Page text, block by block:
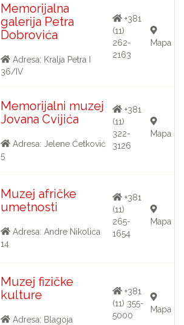
Memorijalna
galerija Petra
Dobrovića
Adresa: Kralja Petra I
36/IV
+381
(11)
262-
2163
Mapa
Memorijalni muzej
Jovana Cvijića
Adresa: Jelene Ćetković
5
+381
(11)
322-
3126
Mapa
Muzej afričke
umetnosti
Adresa: Andre Nikolića
14
+381
(11)
265-
1654
Mapa
Muzej fizičke
kulture
Adresa: Blagoja
+381
(11) 355-
5000
Mapa